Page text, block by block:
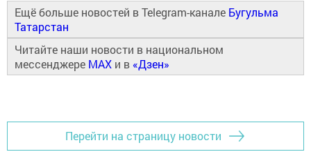
Ещё больше новостей в Telegram-канале Бугульма
Татарстан
Читайте наши новости в национальном
мессенджере MAX и в «Дзен»
Перейти на страницу новости